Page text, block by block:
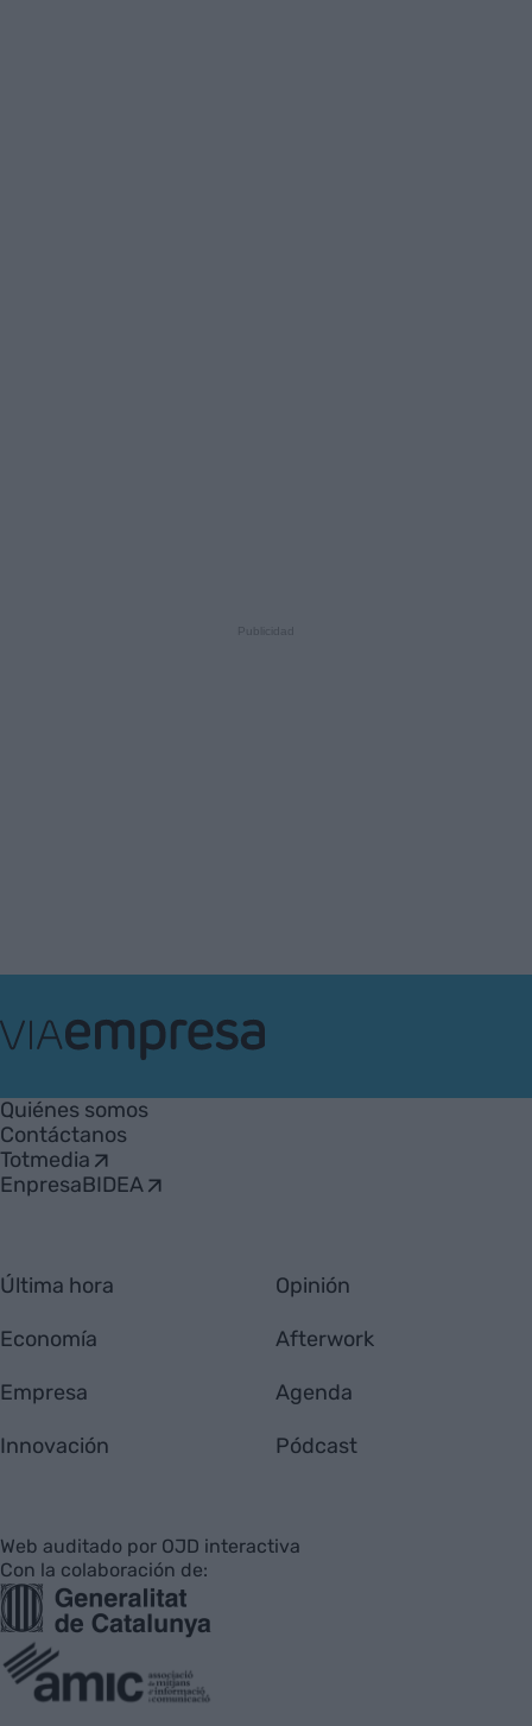
Empresa
Quiénes somos
Contáctanos
Totmedia
EnpresaBIDEA
Última hora
Economía
Empresa
Innovación
Opinión
Afterwork
Agenda
Pódcast
Web auditado por OJD interactiva
Con la colaboración de: